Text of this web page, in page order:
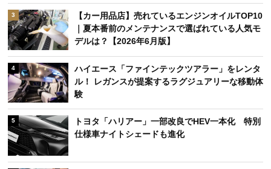
3
【カー用品店】売れているエンジンオイルTOP10
｜夏本番前のメンテナンスで選ばれている人気モ
デルは？【2026年6月版】
4
ハイエース「ファインテックツアラー」をレンタ
ル！ レガンスが提案するラグジュアリーな移動体
験
5
トヨタ「ハリアー」一部改良でHEV一本化 特別
仕様車ナイトシェードも進化